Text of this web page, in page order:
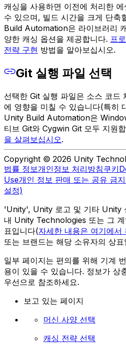
캐싱을 사용하면 이전에 처리한
수 있으며, 빌드 시간을 크게 단축
Build Automation은 라이브러리
양한 캐싱 옵션을 제공합니다. 프
전략 구현 방법을 알아보십시오.
Git 실행 파일 선택
선택한 Git 실행 파일은 소스 코드
에 영향을 미칠 수 있습니다(특히
Unity Build Automation은
티브 Git와 Cygwin Git 모두 지원
을 살펴보십시오.
Copyright © 2026 Unity
법률 정보개인정보 처리방침쿠키
Use개인 정보 판매 또는 공유 금지
설정)
'Unity', Unity 로고 및 기타 Unity
내 Unity Technologies 또는 그
표입니다(자세한 내용은 여기에서
또는 브랜드는 해당 소유자의 상표
일부 페이지는 편의를 위해 기계
용이 있을 수 있습니다. 정보가 상
우선으로 참조하세요.
보고 있는 페이지
머신 사양 선택
캐싱 전략 선택